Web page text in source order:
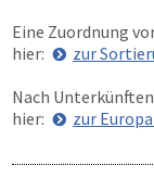
Eine Zuordnung
hier:
zur
Nach
hier:
zur